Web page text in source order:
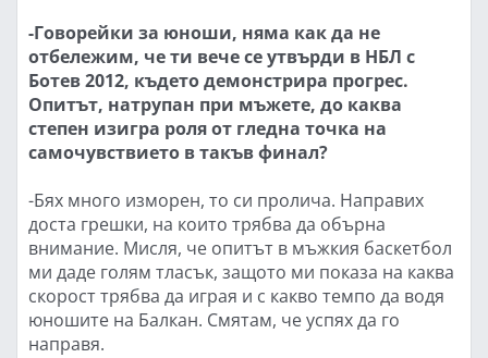
-Говорейки за юноши, няма как да не
отбележим, че ти вече се утвърди в НБЛ с
Ботев 2012, където демонстрира прогрес.
Опитът, натрупан при мъжете, до каква
степен изигра роля от гледна точка на
самочувствието в такъв финал?
-Бях много изморен, то си пролича. Направих
доста грешки, на които трябва да обърна
внимание. Мисля, че опитът в мъжкия баскетбол
ми даде голям тласък, защото ми показа на каква
скорост трябва да играя и с какво темпо да водя
юношите на Балкан. Смятам, че успях да го
направя.